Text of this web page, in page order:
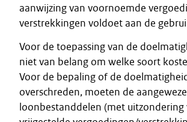
aanwijzing van voornoemde
verstrekkingen voldoet aan de
Voor de toepassing van de
niet van belang om welke soort
Voor de bepaling of de
overschreden, moeten de
loonbestanddelen (met uitzondering